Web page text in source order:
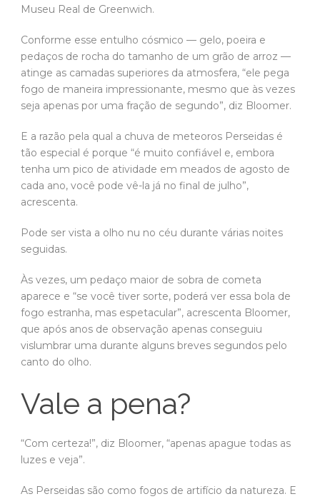
Museu Real de Greenwich.
Conforme esse entulho cósmico — gelo, poeira e
pedaços de rocha do tamanho de um grão de arroz —
atinge as camadas superiores da atmosfera, “ele pega
fogo de maneira impressionante, mesmo que às vezes
seja apenas por uma fração de segundo”, diz Bloomer.
E a razão pela qual a chuva de meteoros Perseidas é
tão especial é porque “é muito confiável e, embora
tenha um pico de atividade em meados de agosto de
cada ano, você pode vê-la já no final de julho”,
acrescenta.
Pode ser vista a olho nu no céu durante várias noites
seguidas.
Às vezes, um pedaço maior de sobra de cometa
aparece e “se você tiver sorte, poderá ver essa bola de
fogo estranha, mas espetacular”, acrescenta Bloomer,
que após anos de observação apenas conseguiu
vislumbrar uma durante alguns breves segundos pelo
canto do olho.
Vale a pena?
“Com certeza!”, diz Bloomer, “apenas apague todas as
luzes e veja”.
As Perseidas são como fogos de artifício da natureza. E